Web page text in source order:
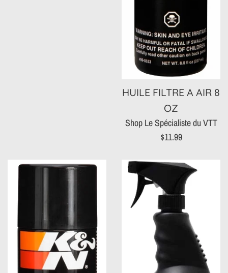
HUILE FILTRE A AIR 8
OZ
Shop Le Spécialiste du VTT
Prix
$11.99